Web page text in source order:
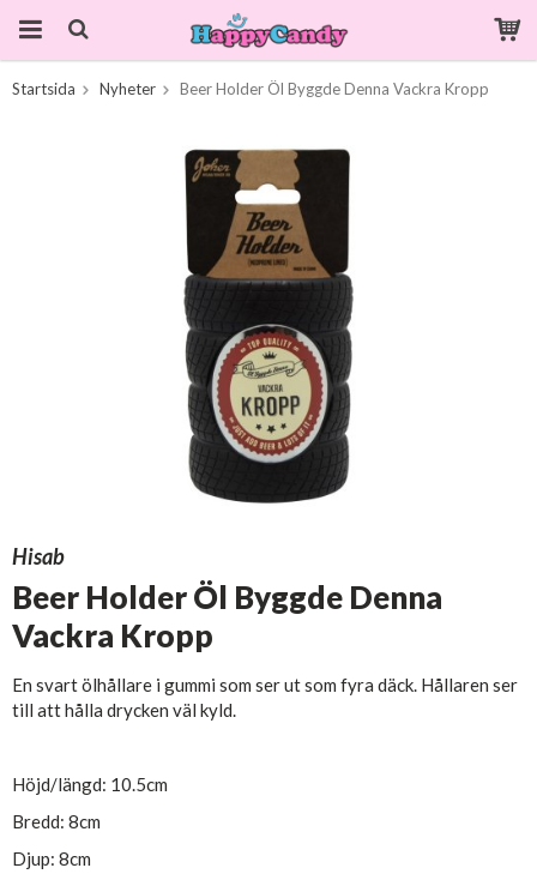
Startsida Nyheter Beer Holder Öl Byggde Denna Vackra Kropp
Hisab
Beer Holder Öl Byggde Denna
Vackra Kropp
En svart ölhållare i gummi som ser ut som fyra däck. Hållaren ser
till att hålla drycken väl kyld.
Höjd/längd: 10.5cm
Bredd: 8cm
Djup: 8cm